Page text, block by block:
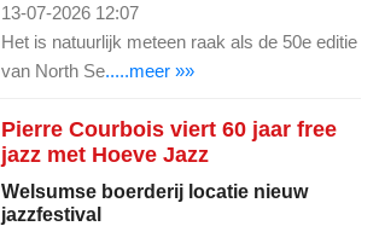
13-07-2026 12:07
Het is natuurlijk meteen raak als de 50e editie
van North Se.....meer »»
Pierre Courbois viert 60 jaar free
jazz met Hoeve Jazz
Welsumse boerderij locatie nieuw
jazzfestival